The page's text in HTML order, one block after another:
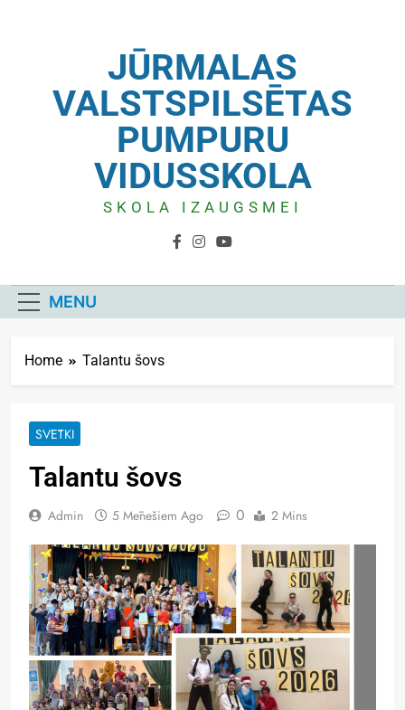
JŪRMALAS
VALSTSPILSĒTAS
PUMPURU
VIDUSSKOLA
SKOLA IZAUGSMEI
MENU
Home Talantu šovs
SVĒTKI
Talantu šovs
Admin 5 Mēnešiem Ago 0 2 Mins